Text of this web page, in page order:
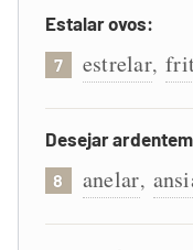
Estalar ovos:
7 estrelar,
Desejar
8 anelar,